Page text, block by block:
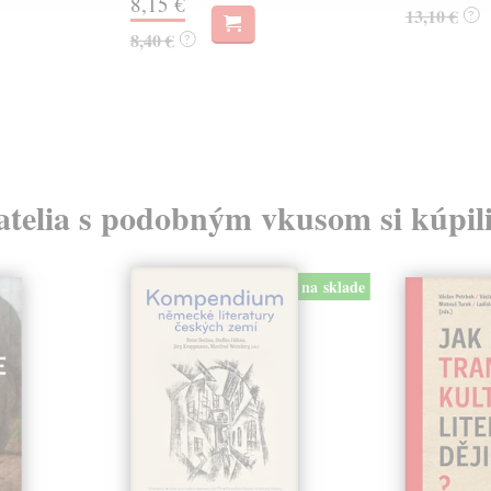
8,40 € ?
13,10 € ?
s podobným vkusom si
na sklade